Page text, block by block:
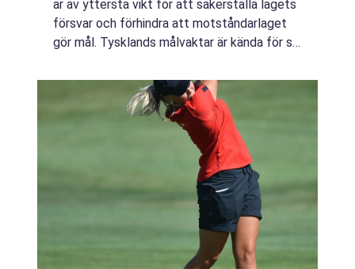
är av yttersta vikt för att säkerställa lagets
försvar och förhindra att motståndarlaget
gör mål. Tysklands målvaktar är kända för sin
artikeln kommer att ge en gr...